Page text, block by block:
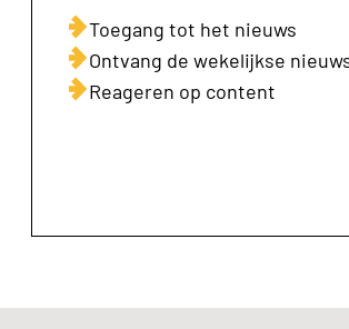
Toegang tot het nieuws
Ontvang de wekelijkse
Reageren op content